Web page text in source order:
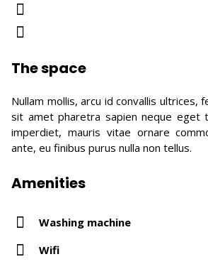
The space
Nullam mollis, arcu id convallis ultrices,
sit amet pharetra sapien neque eget
imperdiet, mauris vitae ornare
ante, eu finibus purus nulla non tellus.
Amenities
Washing machine
Wifi